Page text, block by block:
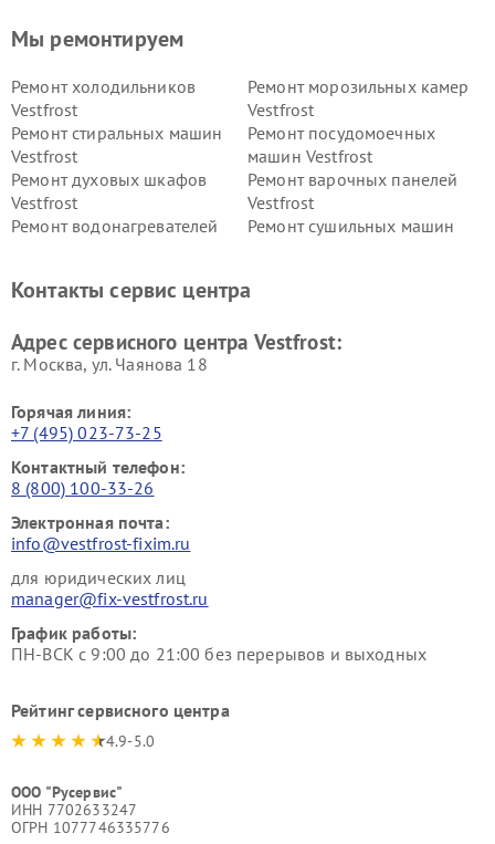
Мы ремонтируем
Ремонт холодильников
Vestfrost
Ремонт морозильных камер
Vestfrost
Ремонт стиральных машин
Vestfrost
Ремонт посудомоечных
машин Vestfrost
Ремонт духовых шкафов
Vestfrost
Ремонт варочных панелей
Vestfrost
Ремонт водонагревателей
Ремонт сушильных машин
Vestfrost
Контакты сервис центра
Адрес сервисного центра Vestfrost:
г. Москва, ул. Чаянова 18
Горячая линия:
+7 (495) 023-73-25
Контактный телефон:
8 (800) 100-33-26
Электронная почта:
info@vestfrost-fixim.ru
для юридических лиц
manager@fix-vestfrost.ru
График работы:
ПН-ВСК с 9:00 до 21:00 без перерывов и выходных
Рейтинг сервисного центра
4.9-5.0
ООО "Русервис"
ИНН 7702633247
ОГРН 1077746335776